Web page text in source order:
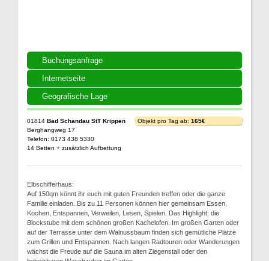
Buchungsanfrage
Internetseite
Geografische Lage
01814 Bad Schandau StT Krippen
Berghangweg 17
Telefon: 0173 438 5330
14 Betten + zusätzlich Aufbettung
Objekt pro Tag ab: 165€
Elbschifferhaus:
Auf 150qm könnt ihr euch mit guten Freunden treffen oder die ganze
Familie einladen. Bis zu 11 Personen können hier gemeinsam Essen,
Kochen, Entspannen, Verweilen, Lesen, Spielen. Das Highlight: die
Blockstube mit dem schönen großen Kachelofen. Im großen Garten oder
auf der Terrasse unter dem Walnussbaum finden sich gemütliche Plätze
zum Grillen und Entspannen. Nach langen Radtouren oder Wanderungen
wächst die Freude auf die Sauna im alten Ziegenstall oder den